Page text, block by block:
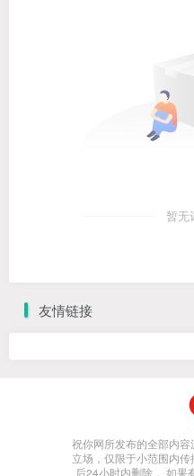
暂无
友情链接
祝你网所发布的全部内
立场，仅限于小范围内
后24小时内删除， 如果